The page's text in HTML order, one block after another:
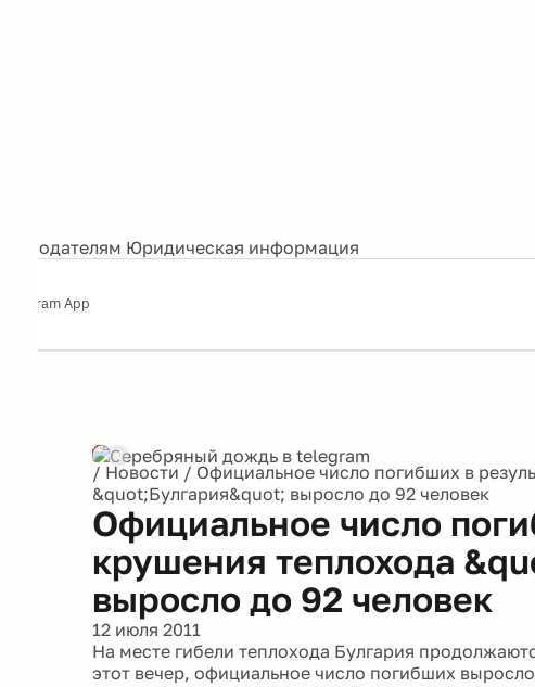
Юридическая информация
Telegram App
/ Новости / Официальное число погибших в
&quot;Булгария&quot; выросло до 92 человек
Официальное число
крушения теплохода
выросло до 92 человек
12 июля 2011
На месте гибели теплохода Булгария
этот вечер, официальное число погибших